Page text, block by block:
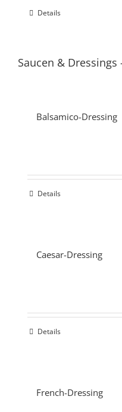
Details
Saucen & Dressings
Balsamico-Dressing
Details
Caesar-Dressing
Details
French-Dressing